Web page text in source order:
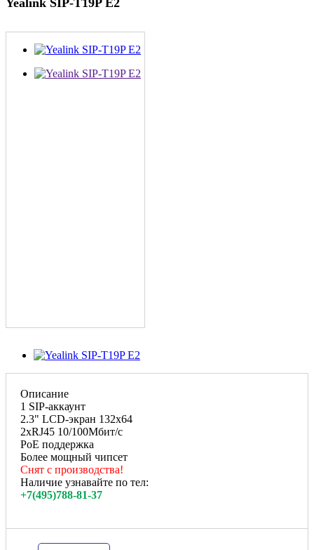
Yealink SIP-T19P E2
Описание
1 SIP-аккаунт
2.3" LCD-экран 132х64
2хRJ45 10/100Мбит/с
PoE поддержка
Более мощный чипсет
Снят с производства!
Наличие узнавайте по тел:
+7(495)788-81-37